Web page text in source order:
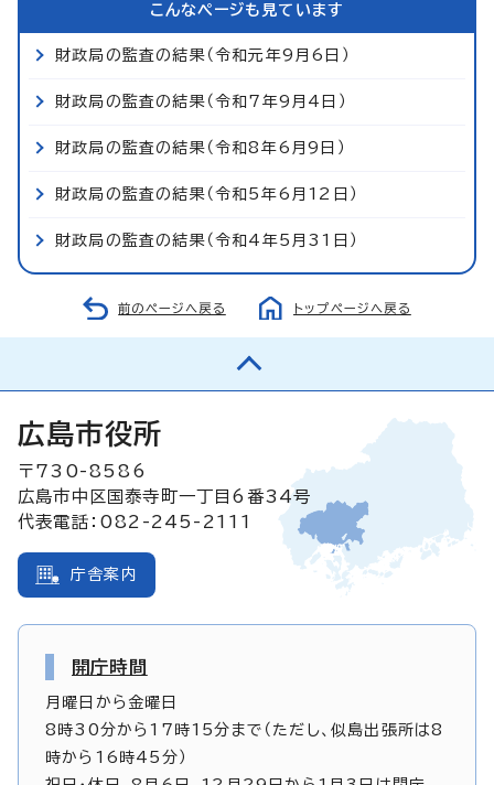
こんなページも見ています
財政局の監査の結果（令和元年9月6日）
財政局の監査の結果（令和7年9月4日）
財政局の監査の結果（令和8年6月9日）
財政局の監査の結果（令和5年6月12日）
財政局の監査の結果（令和4年5月31日）
前のページへ戻る トップページへ戻る
広島市役所
〒730-8586
広島市中区国泰寺町一丁目6番34号
代表電話：082-245-2111
庁舎案内
開庁時間
月曜日から金曜日
8時30分から17時15分まで（ただし、似島出張所は8
時から16時45分）